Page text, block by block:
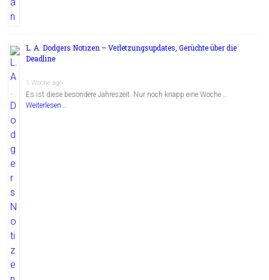
L. A. Dodgers Notizen – Verletzungsupdates, Gerüchte über die
Deadline
1 Woche ago
Es ist diese besondere Jahreszeit. Nur noch knapp eine Woche …
Weiterlesen...